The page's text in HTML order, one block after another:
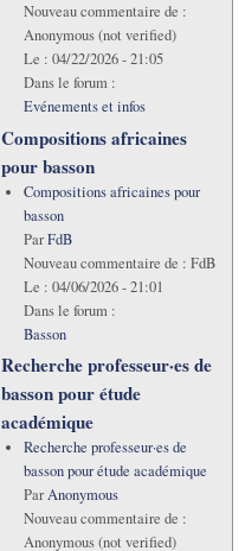
Nouveau commentaire de :
Anonymous (not verified)
Le : 04/22/2026 - 21:05
Dans le forum :
Evénements et infos
Compositions africaines
pour basson
Compositions africaines pour
basson
ParFdB
Nouveau commentaire de : FdB
Le : 04/06/2026 - 21:01
Dans le forum :
Basson
Recherche professeur·es de
basson pour étude
académique
Recherche professeur·es de
basson pour étude académique
ParAnonymous
Nouveau commentaire de :
Anonymous (not verified)